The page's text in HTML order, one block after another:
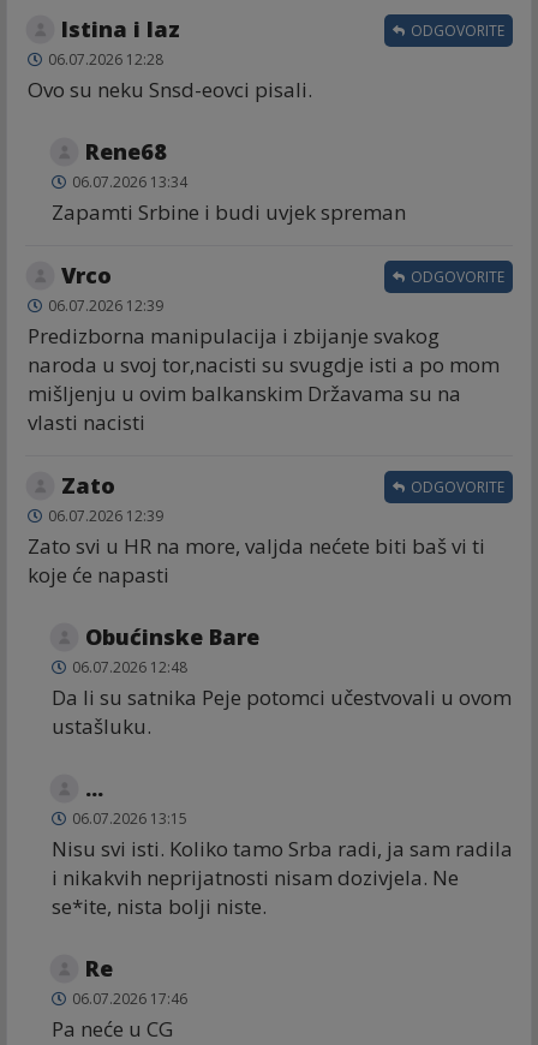
Istina i laz
06.07.2026 12:28
Ovo su neku Snsd-eovci pisali.
ODGOVORITE
Rene68
06.07.2026 13:34
Zapamti Srbine i budi uvjek spreman
Vrco
06.07.2026 12:39
Predizborna manipulacija i zbijanje svakog
naroda u svoj tor,nacisti su svugdje isti a po mom
mišljenju u ovim balkanskim Državama su na
vlasti nacisti
ODGOVORITE
Zato
06.07.2026 12:39
Zato svi u HR na more, valjda nećete biti baš vi ti
koje će napasti
ODGOVORITE
Obućinske Bare
06.07.2026 12:48
Da li su satnika Peje potomci učestvovali u ovom
ustašluku.
...
06.07.2026 13:15
Nisu svi isti. Koliko tamo Srba radi, ja sam radila
i nikakvih neprijatnosti nisam dozivjela. Ne
se*ite, nista bolji niste.
Re
06.07.2026 17:46
Pa neće u CG